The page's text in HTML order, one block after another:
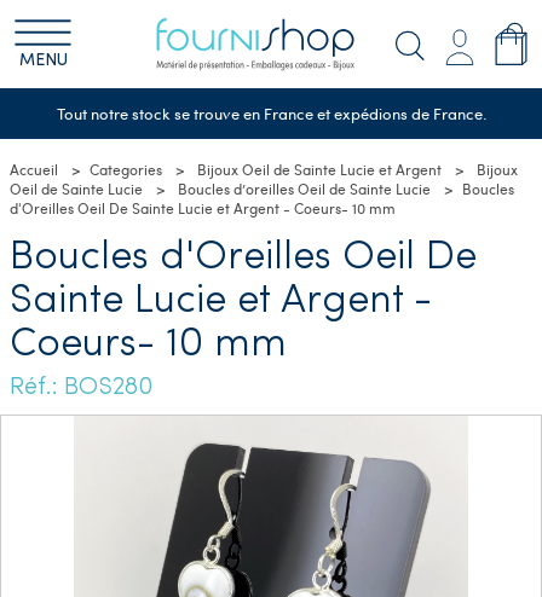
MENU
Tout notre stock se trouve en France et expédions de France.
Accueil Categories Bijoux Oeil de Sainte Lucie et Argent
Bijoux
Oeil de Sainte Lucie
Boucles d’oreilles Oeil de Sainte Lucie
Boucles
d'Oreilles Oeil De Sainte Lucie et Argent - Coeurs- 10 mm
Boucles d'Oreilles Oeil De
Sainte Lucie et Argent -
Coeurs- 10 mm
Réf.: BOS280